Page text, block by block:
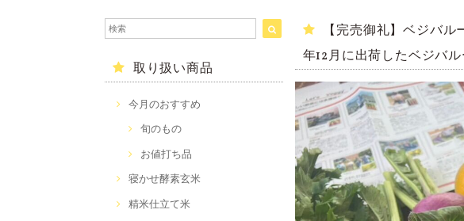
取り扱い商品
今月のおすすめ
旬のもの
お値打ち品
寝かせ酵素玄米
精米仕立て米
【完売御礼】ベジバ
年12月に出荷したベジバル